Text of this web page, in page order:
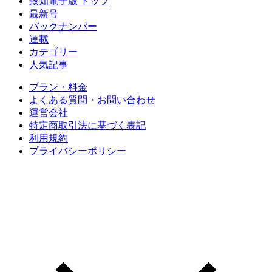
最新号
バックナンバー
連載
カテゴリー
人気記事
プラン・料金
よくある質問・お問い合わせ
運営会社
特定商取引法に基づく表記
利用規約
プライバシーポリシー